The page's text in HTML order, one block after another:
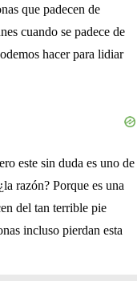
que padecen de
cuando se padece de
hacer para lidiar
este sin duda es uno de
razón? Porque es una
del tan terrible pie
incluso pierdan esta